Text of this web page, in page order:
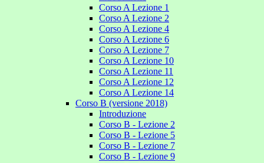
Corso A Lezione 1
Corso A Lezione 2
Corso A Lezione 4
Corso A Lezione 6
Corso A Lezione 7
Corso A Lezione 10
Corso A Lezione 11
Corso A Lezione 12
Corso A Lezione 14
Corso B (versione 2018)
Introduzione
Corso B - Lezione 2
Corso B - Lezione 5
Corso B - Lezione 7
Corso B - Lezione 9